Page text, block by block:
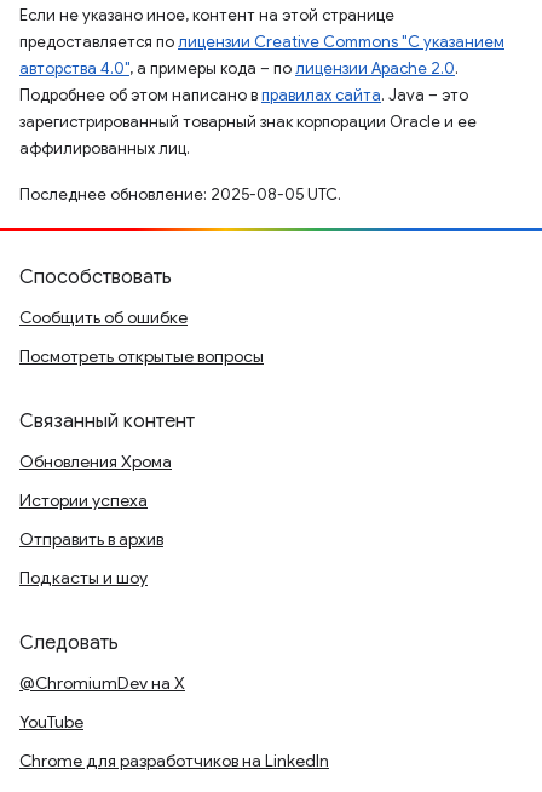
Если не указано иное, контент на этой странице
предоставляется полицензии Creative Commons "С указанием
авторства 4.0", а примеры кода – полицензии Apache 2.0.
Подробнее об этом написано вправилах сайта. Java – это
зарегистрированный товарный знак корпорации Oracle и ее
аффилированных лиц.
Последнее обновление: 2025-08-05 UTC.
Способствовать
Сообщить об ошибке
Посмотреть открытые вопросы
Связанный контент
Обновления Хрома
Истории успеха
Отправить в архив
Подкасты и шоу
Следовать
@ChromiumDev на X
YouTube
Chrome для разработчиков на LinkedIn